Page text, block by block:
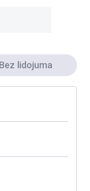
Bez lidojuma